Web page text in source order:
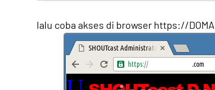
lalu coba akses di browser https://